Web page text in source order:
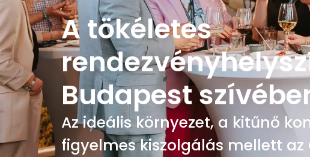
A tökéletes
Budapest
Az ideális környezet, a kitűnő
figyelmes kiszolgálás mellett az